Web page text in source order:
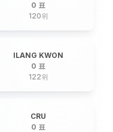
0 표
120위
ILANG KWON
0 표
122위
CRU
0 표